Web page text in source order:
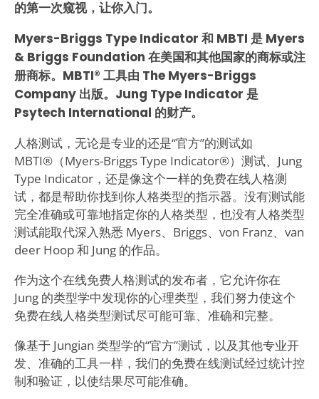
的第一次窥视，让你入门。
Myers-Briggs Type Indicator 和 MBTI 是 Myers
& Briggs Foundation 在美国和其他国家的商标或注
册商标。MBTI® 工具由 The Myers-Briggs
Company 出版。Jung Type Indicator 是
Psytech International 的财产。
人格测试，无论是专业的还是“官方”的测试如
MBTI®（Myers-Briggs Type Indicator®）测试、Jung
Type Indicator，还是像这个一样的免费在线人格测
试，都是帮助你找到你人格类型的指示器。没有测试能
完全准确或可靠地指定你的人格类型，也没有人格类型
测试能取代深入熟悉 Myers、Briggs、von Franz、van
deer Hoop 和 Jung 的作品。
作为这个在线免费人格测试的发布者，它允许你在
Jung 的类型学中发现你的心理类型，我们努力使这个
免费在线人格类型测试尽可能可靠、准确和完整。
像基于 Jungian 类型学的“官方”测试，以及其他专业开
发、准确的工具一样，我们的免费在线测试经过统计控
制和验证，以使结果尽可能准确。